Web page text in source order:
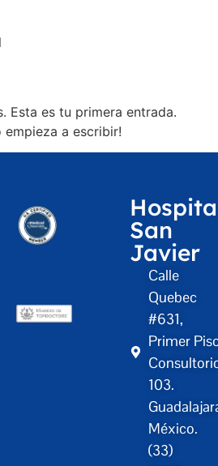
Esta es tu primera entrada.
empieza a escribir!
San
Javier
Calle
Quebec
#631,
Primer
103.
México.
(33)